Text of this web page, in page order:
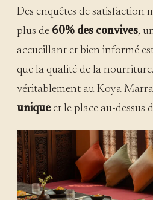
Des enquêtes de satisfaction
plus de 60% des convives,
accueillant et bien informé
que la qualité de la
véritablement au Koya
uniqueet le place au-dessus